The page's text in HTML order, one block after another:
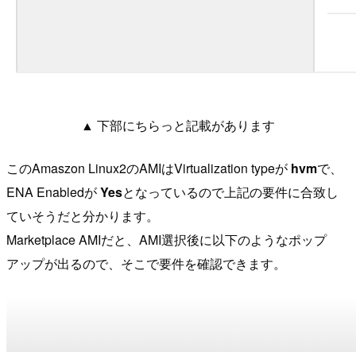
▲ 下部にちらっと記載があります
このAmaszon Linux2のAMIはVirtualization typeが hvmで、
ENA EnabledがYesとなっているので上記の要件に合致し
ていそうだと分かります。
Marketplace AMIだと、AMI選択後に以下のようなポップ
アップが出るので、そこで要件を確認できます。